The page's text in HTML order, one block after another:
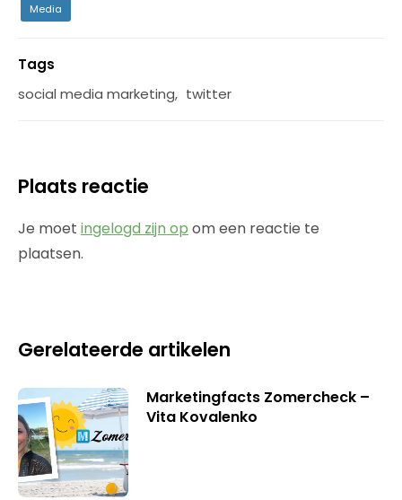
Media
Tags
social media marketing, twitter
Plaats reactie
Je moet ingelogd zijn op om een reactie te
plaatsen.
Gerelateerde artikelen
Marketingfacts Zomercheck –
Vita Kovalenko